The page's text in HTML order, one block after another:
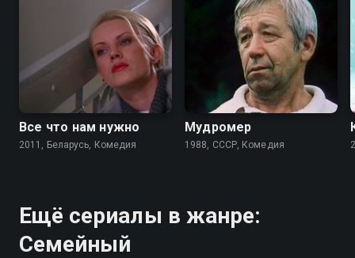
Все что нам нужно
2011, Беларусь, Комедия
Мудромер
1988, СССР, Комедия
Ещё сериалы в жанре:
Семейный